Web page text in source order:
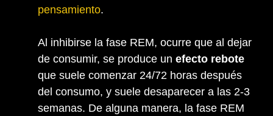
pensamiento.
Al inhibirse la fase REM, ocurre que al dejar
de consumir, se produce un efecto rebote
que suele comenzar 24/72 horas después
del consumo, y suele desaparecer a las 2-3
semanas. De alguna manera, la fase REM